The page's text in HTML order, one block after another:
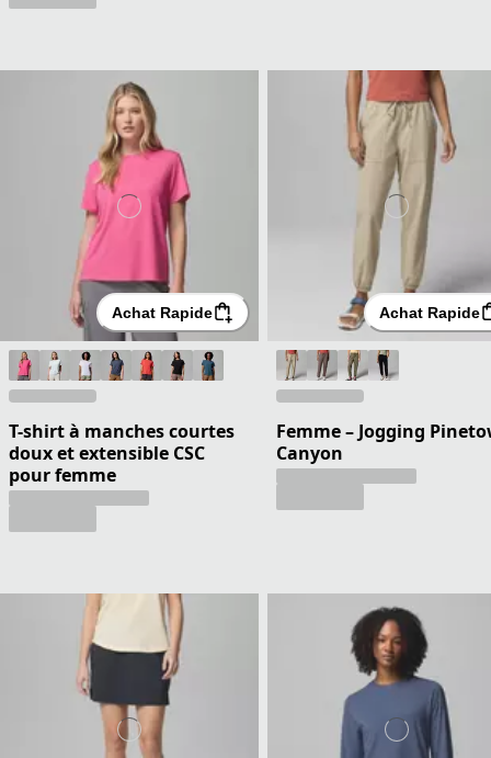
Achat Rapide
T-shirt à manches courtes
doux et extensible CSC
pour femme
Achat Rapide
Femme – Jogging
Canyon